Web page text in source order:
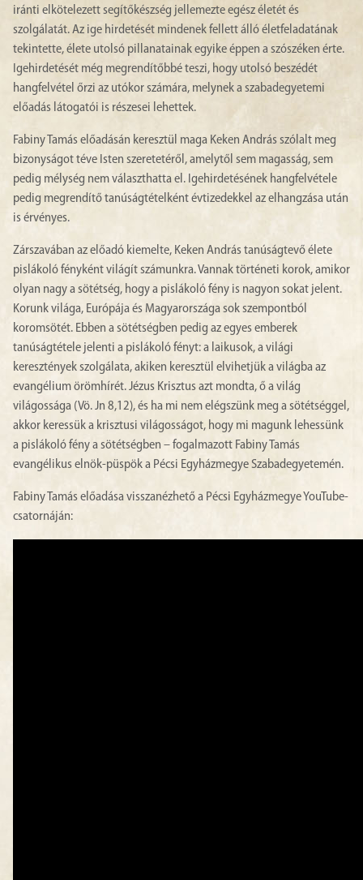
iránti elkötelezett segítőkészség jellemezte egész életét és
szolgálatát. Az ige hirdetését mindenek fellett álló életfeladatának
tekintette, élete utolsó pillanatainak egyike éppen a szószéken érte.
Igehirdetését még megrendítőbbé teszi, hogy utolsó beszédét
hangfelvétel őrzi az utókor számára, melynek a szabadegyetemi
előadás látogatói is részesei lehettek.
Fabiny Tamás előadásán keresztül maga Keken András szólalt meg
bizonyságot téve Isten szeretetéről, amelytől sem magasság, sem
pedig mélység nem választhatta el. Igehirdetésének hangfelvétele
pedig megrendítő tanúságtételként évtizedekkel az elhangzása után
is érvényes.
Zárszavában az előadó kiemelte, Keken András tanúságtevő élete
pislákoló fényként világít számunkra. Vannak történeti korok, amikor
olyan nagy a sötétség, hogy a pislákoló fény is nagyon sokat jelent.
Korunk világa, Európája és Magyarországa sok szempontból
koromsötét. Ebben a sötétségben pedig az egyes emberek
tanúságtétele jelenti a pislákoló fényt: a laikusok, a világi
keresztények szolgálata, akiken keresztül elvihetjük a világba az
evangélium örömhírét. Jézus Krisztus azt mondta, ő a világ
világossága (Vö. Jn 8,12), és ha mi nem elégszünk meg a sötétséggel,
akkor keressük a krisztusi világosságot, hogy mi magunk lehessünk
a pislákoló fény a sötétségben – fogalmazott Fabiny Tamás
evangélikus elnök-püspök a Pécsi Egyházmegye Szabadegyetemén.
Fabiny Tamás előadása visszanézhető a Pécsi Egyházmegye YouTube-
csatornáján: